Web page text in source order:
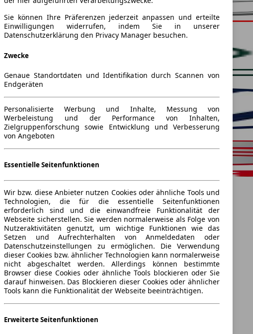
Sie können Ihre Präferenzen jederzeit anpassen und erteilte
Einwilligungen widerrufen, indem Sie in unserer
Datenschutzerklärung den Privacy Manager besuchen.
Zwecke
Genaue Standortdaten und Identifikation durch Scannen von
Endgeräten
Personalisierte Werbung und Inhalte, Messung von
Werbeleistung und der Performance von Inhalten,
Zielgruppenforschung sowie Entwicklung und Verbesserung
von Angeboten
Essentielle Seitenfunktionen
Wir bzw. diese Anbieter nutzen Cookies oder ähnliche Tools und
Technologien, die für die essentielle Seitenfunktionen
erforderlich sind und die einwandfreie Funktionalität der
Webseite sicherstellen. Sie werden normalerweise als Folge von
Nutzeraktivitäten genutzt, um wichtige Funktionen wie das
Setzen und Aufrechterhalten von Anmeldedaten oder
Datenschutzeinstellungen zu ermöglichen. Die Verwendung
dieser Cookies bzw. ähnlicher Technologien kann normalerweise
nicht abgeschaltet werden. Allerdings können bestimmte
Browser diese Cookies oder ähnliche Tools blockieren oder Sie
darauf hinweisen. Das Blockieren dieser Cookies oder ähnlicher
Tools kann die Funktionalität der Webseite beeinträchtigen.
Erweiterte Seitenfunktionen